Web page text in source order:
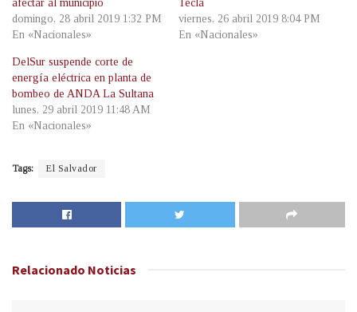
afectar al municipio
domingo, 28 abril 2019 1:32 PM
En «Nacionales»
Tecla
viernes, 26 abril 2019 8:04 PM
En «Nacionales»
DelSur suspende corte de
energía eléctrica en planta de
bombeo de ANDA La Sultana
lunes, 29 abril 2019 11:48 AM
En «Nacionales»
Tags: El Salvador
Relacionado Noticias